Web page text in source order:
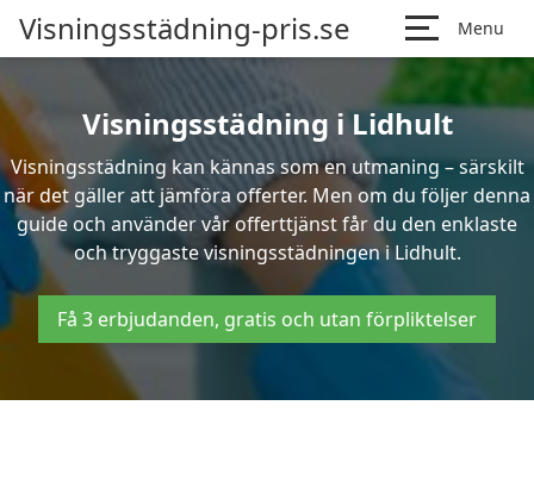
Visningsstädning-pris.se Menu
Visningsstädning i Lidhult
Visningsstädning kan kännas som en utmaning – särskilt
när det gäller att jämföra offerter. Men om du följer denna
guide och använder vår offerttjänst får du den enklaste
och tryggaste visningsstädningen i Lidhult.
Få 3 erbjudanden, gratis och utan förpliktelser